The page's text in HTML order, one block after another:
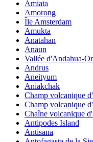
Amiata
Amorong
Île Amsterdam
Amukta
Anatahan
Anaun
Vallée d'Andahua-
Andrus
Aneityum
Aniakchak
Champ volcanique
Champ volcanique
Chaîne volcanique
Antipodes Island
Antisana